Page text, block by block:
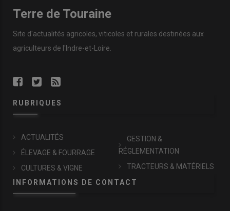
Terre de Touraine
Site d'actualités agricoles, viticoles et rurales destinées aux
agriculteurs de l'Indre-et-Loire.
RUBRIQUES
ACTUALITÉS
ÉLEVAGE & FOURRAGE
CULTURES & VIGNE
GESTION &
RÉGLEMENTATION
TRACTEURS & MATÉRIELS
INFORMATIONS DE CONTACT